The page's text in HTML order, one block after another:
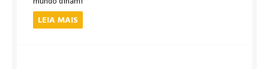
LEIA MAIS